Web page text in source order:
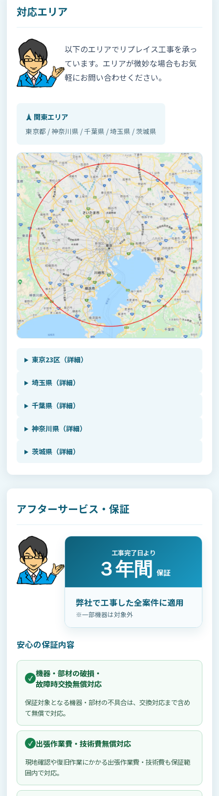
対応エリア
以下のエリアでリプレイス工事を承っ
ています。エリアが微妙な場合もお気
軽にお問い合わせください。
🗼 関東エリア
東京都 / 神奈川県 / 千葉県 / 埼玉県 / 茨城県
東京23区（詳細）
埼玉県（詳細）
千葉県（詳細）
神奈川県（詳細）
茨城県（詳細）
アフターサービス・保証
工事完了日より
３年間 保証
弊社で工事した全案件に適用
※一部機器は対象外
安心の保証内容
機器・部材の破損・
故障時交換無償対応
保証対象となる機器・部材の不具合は、交換対応まで含め
て無償で対応。
出張作業費・技術費無償対応
現地確認や復旧作業にかかる出張作業費・技術費も保証範
囲内で対応。